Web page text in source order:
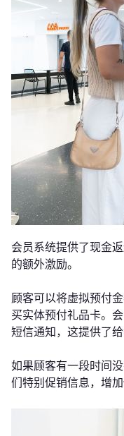
会员系统提供了现金
的额外激励。
顾客可以将虚拟预付
买实体预付礼品卡。
短信通知，这提供了
如果顾客有一段时间
们特别促销信息，增